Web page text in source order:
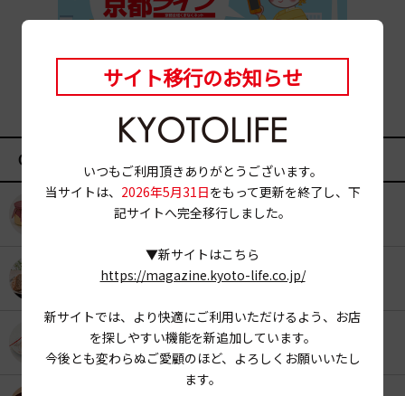
サイト移行のお知らせ
いつもご利用頂きありがとうございます。
当サイトは、 2026年5月31日をもって更新を終了し、下
記サイトへ完全移行しました。
▼新サイトはこちら
https://magazine.kyoto-life.co.jp/
新サイトでは、より快適にご利用いただけるよう、お店
を探しやすい機能を新追加しています。
今後とも変わらぬご愛顧のほど、よろしくお願いいたし
ます。
CATEGORY
KYOTO OYATSU CLUB スナックフード
カフェ 京みやげ
スイーツ パン